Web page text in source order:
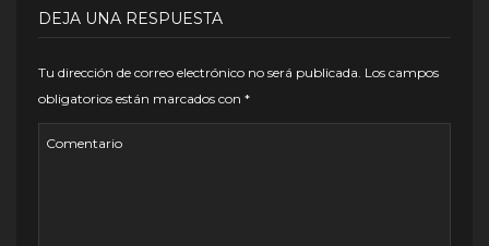
DEJA UNA RESPUESTA
Tu dirección de correo electrónico no será publicada. Los campos
obligatorios están marcados con *